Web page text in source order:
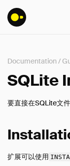
安装
客户端API
SQL
Documentation/
SQLite
要直接在SQLite文
扩展可以使用